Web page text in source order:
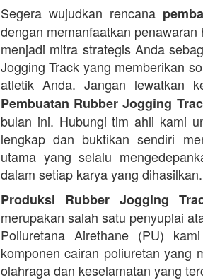
Segera wujudkan rencana
dengan memanfaatkan
menjadi mitra strategis Anda
Jogging Track yang memberikan
atletik Anda. Jangan lewatkan
Pembuatan Rubber Jogging
bulan ini. Hubungi tim ahli kami
lengkap dan buktikan sendiri
utama yang selalu
dalam setiap karya yang dihasilkan.
Produksi Rubber Jogging
merupakan salah satu penyuplai
Poliuretana Airethane (PU)
komponen cairan poliuretan yang
olahraga dan keselamatan yang